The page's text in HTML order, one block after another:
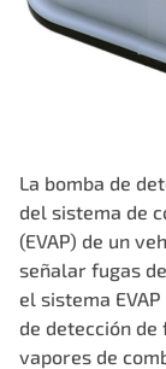
La bomba de
del sistema de
(EVAP) de un
señalar fugas
el sistema
de detección
vapores de